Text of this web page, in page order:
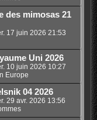
des mimosas 21
17 juin 2026 21:53
Uni 2026
10 juin 2026 10:27
Europe
04 2026
29 avr. 2026 13:56